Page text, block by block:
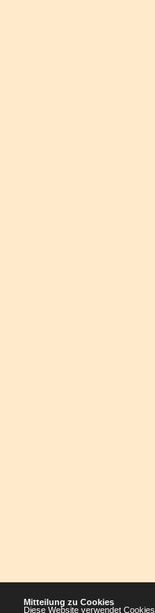
Mitteilung zu Cookies
Diese Website verwendet